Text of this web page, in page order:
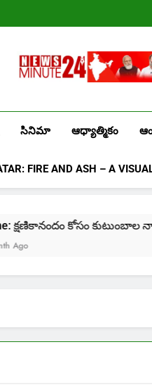
సినిమా ఆధ్యాత్మికం
FIRE AND ASH – A
క్షణికానందం కోసం కుటుంబాల